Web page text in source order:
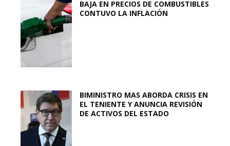
BAJA EN PRECIOS DE COMBUSTIBLES
CONTUVO LA INFLACIÓN
BIMINISTRO MAS ABORDA CRISIS EN
EL TENIENTE Y ANUNCIA REVISIÓN
DE ACTIVOS DEL ESTADO